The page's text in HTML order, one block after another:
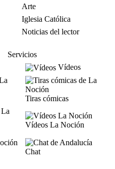
Arte
Iglesia Católica
Noticias del lector
Servicios
Vídeos
Tiras cómicas
Vídeos La Noción
Chat